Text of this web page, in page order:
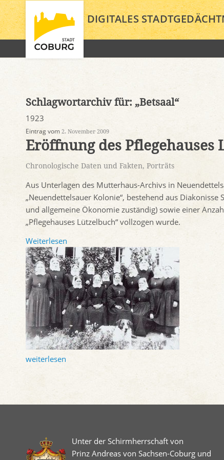
DIGITALES
Schlagwortarchiv für: „Betsaal“
1923
Eintrag vom 2. November 2009
Eröffnung des Pflegehauses
Chronologische Daten und Fakten, Porträts
Aus Unterlagen des Mutterhaus-Archivs in
„Neuendettelsauer Kolonie“, bestehend aus
und allgemeine Ökonomie zuständig) sowie einer
„Pflegehauses Lützelbuch“ vollzogen wurde.
Weiterlesen
weiterlesen
Unter der Schirmherrschaft von
Prinz Andreas von Sachsen-Coburg und